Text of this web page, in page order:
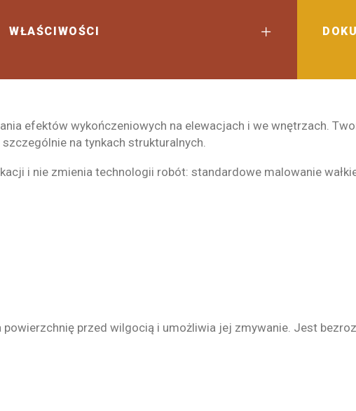
WŁAŚCIWOŚCI
efektów wykończeniowych na elewacjach i we wnętrzach.
na tynkach strukturalnych.
i nie zmienia technologii robót: standardowe malowanie
przed wilgocią i umożliwia jej zmywanie. Jest